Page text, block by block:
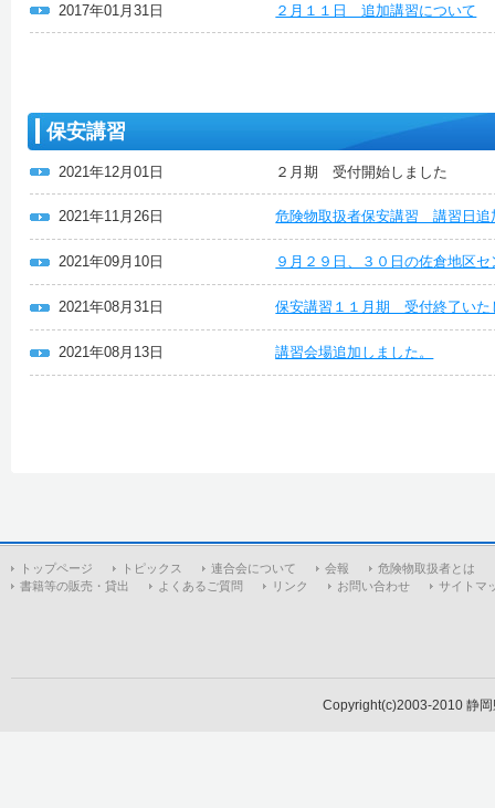
2017年01月31日 ２月１１日 追加講習について
保安講習
2021年12月01日 ２月期 受付開始しました
2021年11月26日 危険物取扱者保安講習 講習日追
2021年09月10日 ９月２９日、３０日の佐倉地区
2021年08月31日 保安講習１１月期 受付終了いた
2021年08月13日 講習会場追加しました。
トップページ トピックス 連合会について 会報
危険物取扱者とは
書籍等の販売・貸出
よくあるご質問 リンク お問い合わせ サイトマ
Copyright(c)2003-2010 静